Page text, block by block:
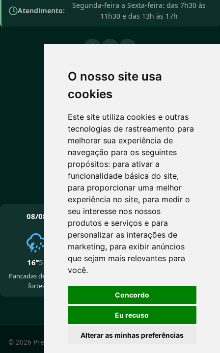
O nosso site usa
cookies
Este site utiliza cookies e outras
tecnologias de rastreamento para
melhorar sua experiência de
navegação para os seguintes
propósitos: para ativar a
funcionalidade básica do site,
para proporcionar uma melhor
experiência no site, para medir o
seu interesse nos nossos
produtos e serviços e para
personalizar as interações de
marketing, para exibir anúncios
que sejam mais relevantes para
você.
Concordo
Eu recuso
Alterar as minhas preferências
Atendimento:
Segunda-feira a Sexta-feira: das 7h30 às
11h30 e das 13h às 17h
PREVISÃO DO TEMPO
13°C
Pancadas de chuva fortes
Máx: 16° • Mín: 5°
Vento: 6.8 km/h
08/08
16°5°
Pancadas de chuva
fortes
09/08
15°5° 14°
© 2026 Prefeitura Municipal de Cotiporã - RS. Todos os